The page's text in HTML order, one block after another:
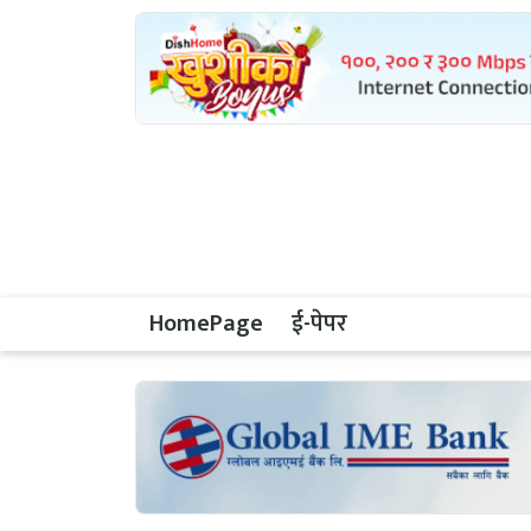
HomePage ई-पेपर